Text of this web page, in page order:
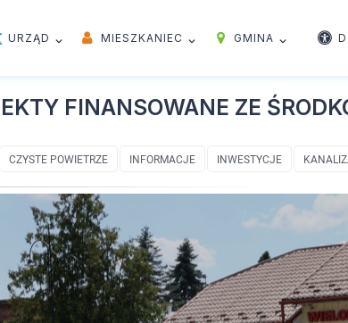
URZĄD MIESZKANIEC GMINA
FINANSOWANE ZE
CZYSTE POWIETRZE INFORMACJE INWESTYCJE